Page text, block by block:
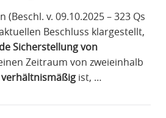
(Beschl. v. 09.10.2025 – 323 Qs
Beschluss klargestellt,
Sicherstellung von
Zeitraum von zweieinhalb
ist, …